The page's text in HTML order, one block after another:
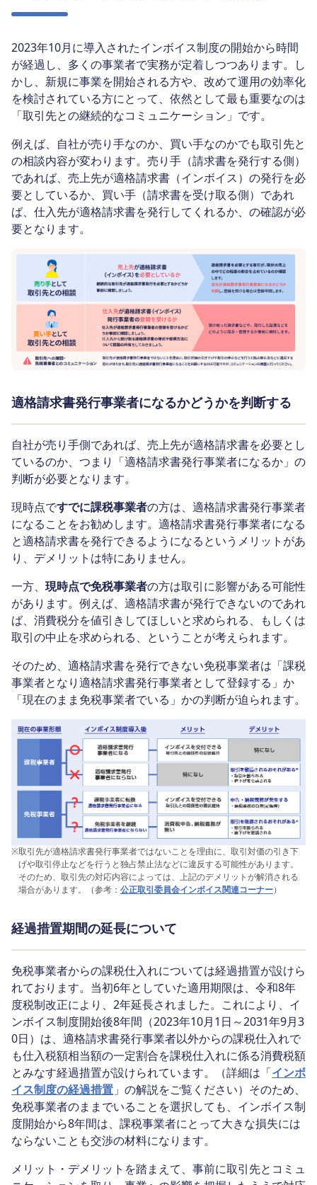
2023年10月に導入されたインボイス制度の開始から時間
が経過し、多くの事業者で実務が定着しつつあります。し
かし、新規に事業を開始される方や、改めて運用の効率化
を検討されている方にとって、依然として最も重要なのは
「取引先との継続的なコミュニケーション」です。
例えば、自社が売り手なのか、買い手なのかでも取引先と
の相談内容が変わります。売り手（請求書を発行する側）
であれば、売上先が適格請求書（インボイス）の発行を必
要としているか、買い手（請求書を受け取る側）であれ
ば、仕入先が適格請求書を発行してくれるか、の確認が必
要となります。
適格請求書発行事業者になるかどうかを判断する
自社が売り手側であれば、売上先が適格請求書を必要とし
ているのか、つまり「適格請求書発行事業者になるか」の
判断が必要となります。
現時点ですでに課税事業者の方は、適格請求書発行事業者
になることをお勧めします。適格請求書発行事業者になる
と適格請求書を発行できるようになるというメリットがあ
り、デメリットは特にありません。
一方、 現時点で免税事業者の方は取引に影響がある可能性
があります。例えば、適格請求書が発行できないのであれ
ば、消費税分を値引きしてほしいと求められる、もしくは
取引の中止を求められる、ということが考えられます。
そのため、適格請求書を発行できない免税事業者は「課税
事業者となり適格請求書発行事業者として登録する」か
「現在のまま免税事業者でいる」かの判断が迫られます。
※取引先が適格請求書発行事業者ではないことを理由に、取引対価の引き下
げや取引停止などを行うと独占禁止法などに違反する可能性があります。
そのため、取引先の対応内容によっては、上記のデメリットが解消される
場合があります。（参考： 公正取引委員会インボイス関連コーナー）
経過措置期間の延長について
免税事業者からの課税仕入れについては経過措置が設けら
れております。当初6年としていた適用期限は、令和8年
度税制改正により、2年延長されました。これにより、イ
ンボイス制度開始後8年間（2023年10月1日～2031年9月3
0日）は、適格請求書発行事業者以外からの課税仕入れで
も仕入税額相当額の一定割合を課税仕入れに係る消費税額
とみなす経過措置が設けられています。（詳細は「インボ
イス制度の経過措置 」の解説をご覧ください）そのため、
免税事業者のままでいることを選択しても、インボイス制
度開始から8年間は、課税事業者にとって大きな損失には
ならないことも交渉の材料になります。
メリット・デメリットを踏まえて、事前に取引先とコミュ